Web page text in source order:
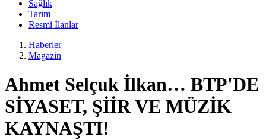
Sağlık
Tarım
Resmi İlanlar
Haberler
Magazin
Ahmet Selçuk İlkan… BTP'DE
SİYASET, ŞİİR VE MÜZİK
KAYNAŞTI!